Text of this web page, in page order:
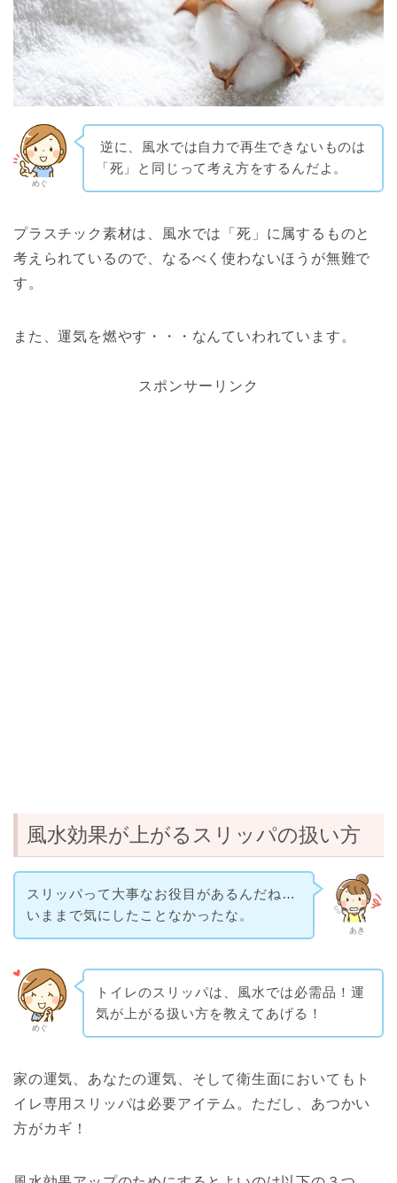
めぐ
逆に、風水では自力で再生できないものは
「死」と同じって考え方をするんだよ。
プラスチック素材は、風水では「死」に属するものと
考えられているので、なるべく使わないほうが無難で
す。
また、運気を燃やす・・・なんていわれています。
スポンサーリンク
風水効果が上がるスリッパの扱い方
あき
スリッパって大事なお役目があるんだね…
いままで気にしたことなかったな。
めぐ
トイレのスリッパは、風水では必需品！運
気が上がる扱い方を教えてあげる！
家の運気、あなたの運気、そして衛生面においてもト
イレ専用スリッパは必要アイテム。ただし、あつかい
方がカギ！